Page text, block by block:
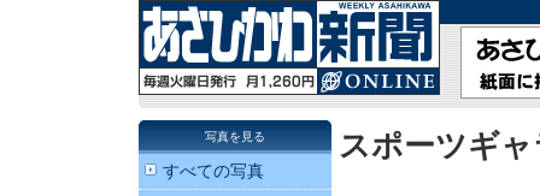
スポーツギ
写真を見る
すべての写真